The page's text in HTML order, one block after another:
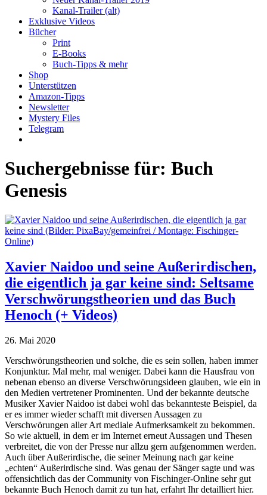
Kanal-Trailer (alt)
Exklusive Videos
Bücher
Print
E-Books
Buch-Tipps & mehr
Shop
Unterstützen
Amazon-Tipps
Newsletter
Mystery Files
Telegram
Suchergebnisse für: Buch
Genesis
Xavier Naidoo und seine Außerirdischen,
die eigentlich ja gar keine sind: Seltsame
Verschwörungstheorien und das Buch
Henoch (+ Videos)
26. Mai 2020
Verschwörungstheorien und solche, die es sein sollen, haben immer
Konjunktur. Mal mehr, mal weniger. Dabei kann die Hausfrau von
nebenan ebenso an diverse Verschwörungsideen glauben, wie ein in
den Medien vertretener Prominenten. Und der bekannte deutsche
Musiker Xavier Naidoo ist dabei wohl das bekannteste Beispiel, da
er es immer wieder schafft mit diversen Aussagen zu
Verschwörungen aller Art mediale Aufmerksamkeit zu bekommen.
So wie aktuell, in dem er im Internet erneut Aussagen und Thesen
verbreitet, die von der Presse nur allzu gern aufgenommen werden.
Auch über Außerirdische, die seiner Meinung nach gar keine
„echten“ Außerirdische sind. Was genau der Sänger sagte und was
offensichtlich das der Community von Fischinger-Online sehr gut
bekannte Buch Henoch damit zu tun hat, erfahrt Ihr detailliert hier.